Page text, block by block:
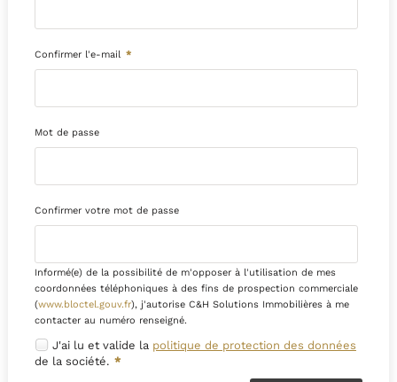
Confirmer l'e-mail *
Mot de passe
Confirmer votre mot de passe
Informé(e) de la possibilité de m'opposer à l'utilisation de mes
coordonnées téléphoniques à des fins de prospection commerciale
(www.bloctel.gouv.fr), j'autorise C&H Solutions Immobilières à me
contacter au numéro renseigné.
J'ai lu et valide la politique de protection des données
de la société. *